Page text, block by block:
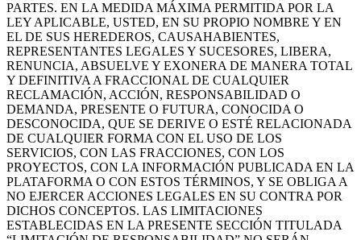
PARTES. EN LA MEDIDA MÁXIMA PERMITIDA POR LA
LEY APLICABLE, USTED, EN SU PROPIO NOMBRE Y EN
EL DE SUS HEREDEROS, CAUSAHABIENTES,
REPRESENTANTES LEGALES Y SUCESORES, LIBERA,
RENUNCIA, ABSUELVE Y EXONERA DE MANERA TOTAL
Y DEFINITIVA A FRACCIONAL DE CUALQUIER
RECLAMACIÓN, ACCIÓN, RESPONSABILIDAD O
DEMANDA, PRESENTE O FUTURA, CONOCIDA O
DESCONOCIDA, QUE SE DERIVE O ESTÉ RELACIONADA
DE CUALQUIER FORMA CON EL USO DE LOS
SERVICIOS, CON LAS FRACCIONES, CON LOS
PROYECTOS, CON LA INFORMACIÓN PUBLICADA EN LA
PLATAFORMA O CON ESTOS TÉRMINOS, Y SE OBLIGA A
NO EJERCER ACCIONES LEGALES EN SU CONTRA POR
DICHOS CONCEPTOS. LAS LIMITACIONES
ESTABLECIDAS EN LA PRESENTE SECCIÓN TITULADA